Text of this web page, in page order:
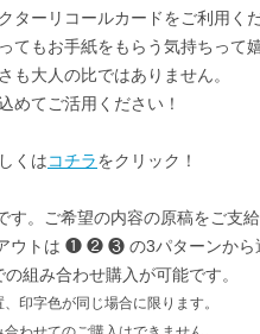
ターリコールカードをご利用く
てもお手紙をもらう気持ちって
も大人の比ではありません。
めてご活用ください！
くはコチラをクリック！
す。ご希望の内容の原稿をご支給
ウトは ❶ ❷ ❸ の3パターンから
組み合わせ購入が可能です。
字色が同じ場合に限ります。